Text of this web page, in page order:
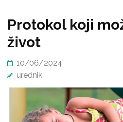
Protokol koji
život
10/06/2024
urednik